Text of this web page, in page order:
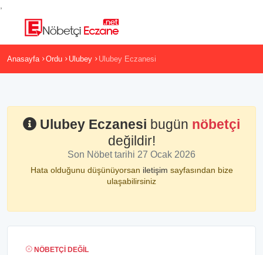
Anasayfa Ordu Ulubey Ulubey Eczanesi
Ulubey Eczanesi bugün nöbetçi
değildir!
Son Nöbet tarihi 27 Ocak 2026
Hata olduğunu düşünüyorsan iletişim sayfasından bize
ulaşabilirsiniz
NÖBETÇI DEĞIL